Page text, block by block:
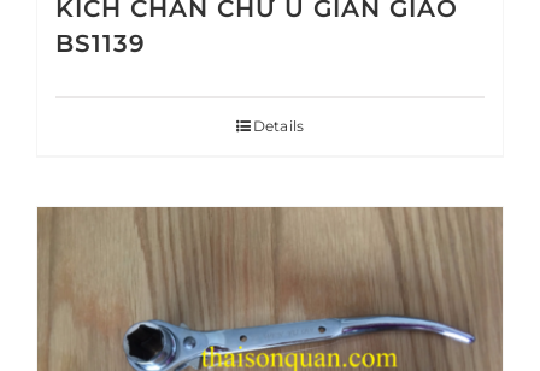
KÍCH CHÂN CHỮ U GIÀN GIÁO
BS1139
Details